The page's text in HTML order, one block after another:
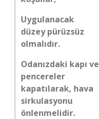
Uygulanacak
düzey pürüzsüz
olmalıdır.
Odanızdaki kapı ve
pencereler
kapatılarak, hava
sirkulasyonu
önlenmelidir.